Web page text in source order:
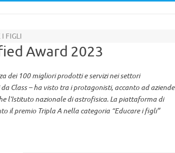
FIGLI
Award 2023
dei 100 migliori prodotti e servizi nei settori
Class – ha visto tra i protagonisti, accanto ad aziende
l’Istituto nazionale di astrofisica. La piattaforma di
il premio Tripla A nella categoria “Educare i figli”